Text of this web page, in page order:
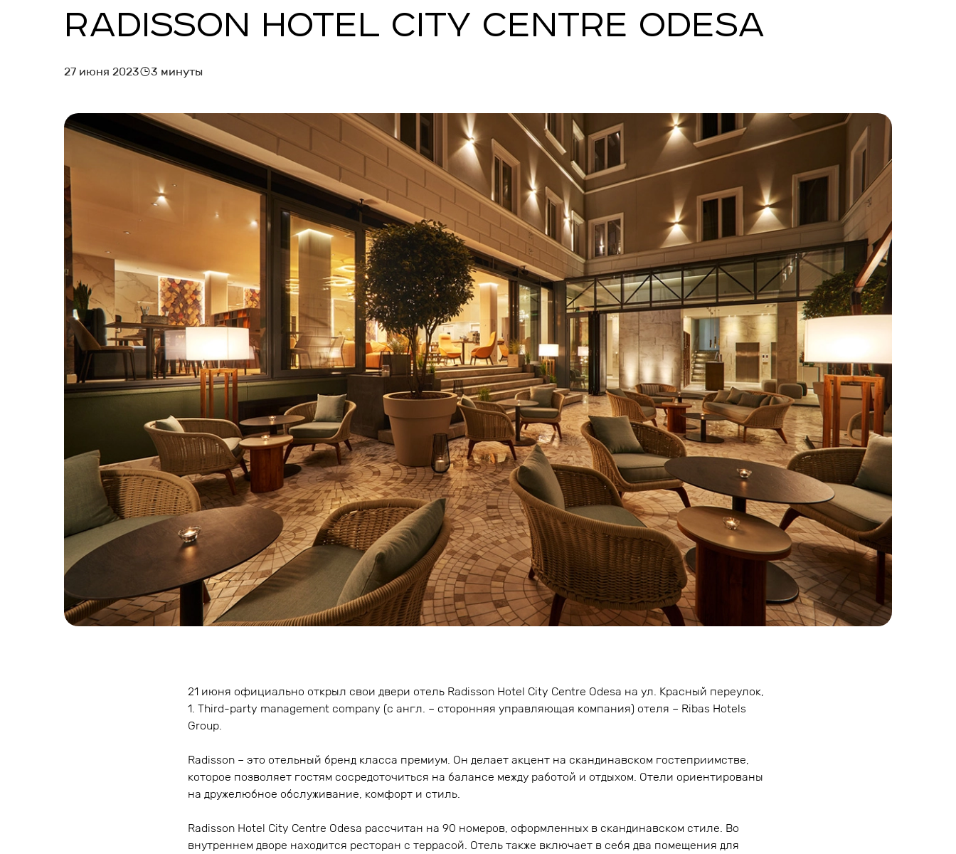
МАРКЕТИНГ И БРОНИРОВАНИЕ
ЗАПУСК ОТЕЛЯ
УПРАВЛЕНИЕ ОТЕЛЕМ
SNAP INVEST BY RIBAS
RADISSON HOTEL CITY CENTRE ODESA
27 июня 2023 3 минуты
21 июня официально открыл свои двери отель Radisson Hotel City Centre Odesa на ул. Красный переулок,
1. Third-party management company (с англ. – сторонняя управляющая компания) отеля – Ribas Hotels
Group.
Radisson – это отельный бренд класса премиум. Он делает акцент на скандинавском гостеприимстве,
которое позволяет гостям сосредоточиться на балансе между работой и отдыхом. Отели ориентированы
на дружелюбное обслуживание, комфорт и стиль.
Radisson Hotel City Centre Odesa рассчитан на 90 номеров, оформленных в скандинавском стиле. Во
внутреннем дворе находится ресторан с террасой. Отель также включает в себя два помещения для